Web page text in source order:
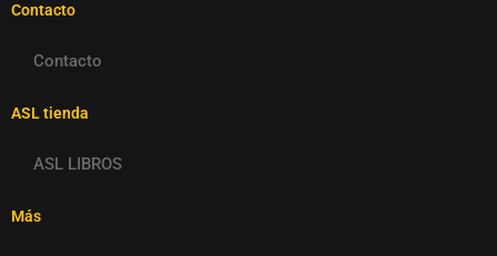
Contacto
Contacto
ASL tienda
ASL LIBROS
Más